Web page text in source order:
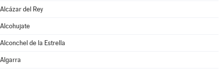
Alcázar del Rey
Alcohujate
Alconchel de la Estrella
Algarra